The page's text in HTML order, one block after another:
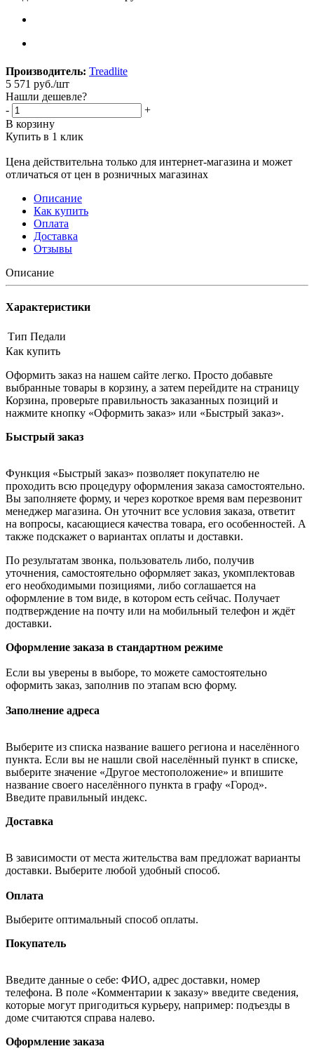
Производитель: Treadlite
5 571 руб./шт
Нашли дешевле?
-
+
В корзину
Купить в 1 клик
Цена действительна только для интернет-магазина и может
отличаться от цен в розничных магазинах
Описание
Как купить
Оплата
Доставка
Отзывы
Описание
Характеристики
Тип Педали
Как купить
Оформить заказ на нашем сайте легко. Просто добавьте
выбранные товары в корзину, а затем перейдите на страницу
Корзина, проверьте правильность заказанных позиций и
нажмите кнопку «Оформить заказ» или «Быстрый заказ».
Быстрый заказ
Функция «Быстрый заказ» позволяет покупателю не
проходить всю процедуру оформления заказа самостоятельно.
Вы заполняете форму, и через короткое время вам перезвонит
менеджер магазина. Он уточнит все условия заказа, ответит
на вопросы, касающиеся качества товара, его особенностей. А
также подскажет о вариантах оплаты и доставки.
По результатам звонка, пользователь либо, получив
уточнения, самостоятельно оформляет заказ, укомплектовав
его необходимыми позициями, либо соглашается на
оформление в том виде, в котором есть сейчас. Получает
подтверждение на почту или на мобильный телефон и ждёт
доставки.
Оформление заказа в стандартном режиме
Если вы уверены в выборе, то можете самостоятельно
оформить заказ, заполнив по этапам всю форму.
Заполнение адреса
Выберите из списка название вашего региона и населённого
пункта. Если вы не нашли свой населённый пункт в списке,
выберите значение «Другое местоположение» и впишите
название своего населённого пункта в графу «Город».
Введите правильный индекс.
Доставка
В зависимости от места жительства вам предложат варианты
доставки. Выберите любой удобный способ.
Оплата
Выберите оптимальный способ оплаты.
Покупатель
Введите данные о себе: ФИО, адрес доставки, номер
телефона. В поле «Комментарии к заказу» введите сведения,
которые могут пригодиться курьеру, например: подъезды в
доме считаются справа налево.
Оформление заказа